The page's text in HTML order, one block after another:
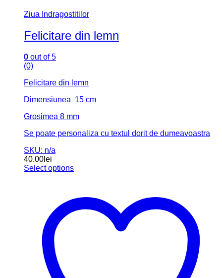
Ziua Indragostitilor
Felicitare din lemn
0 out of 5
(0)
Felicitare din lemn
Dimensiunea 15 cm
Grosimea 8 mm
Se poate personaliza cu textul dorit de dumeavoastra
SKU: n/a
40.00 lei
Select options